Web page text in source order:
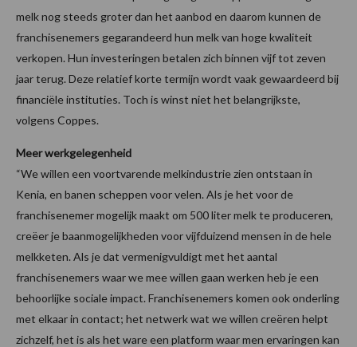
melk nog steeds groter dan het aanbod en daarom kunnen de
franchisenemers gegarandeerd hun melk van hoge kwaliteit
verkopen. Hun investeringen betalen zich binnen vijf tot zeven
jaar terug. Deze relatief korte termijn wordt vaak gewaardeerd bij
financiële instituties. Toch is winst niet het belangrijkste,
volgens Coppes.
Meer werkgelegenheid
“We willen een voortvarende melkindustrie zien ontstaan in
Kenia, en banen scheppen voor velen. Als je het voor de
franchisenemer mogelijk maakt om 500 liter melk te produceren,
creëer je baanmogelijkheden voor vijfduizend mensen in de hele
melkketen. Als je dat vermenigvuldigt met het aantal
franchisenemers waar we mee willen gaan werken heb je een
behoorlijke sociale impact. Franchisenemers komen ook onderling
met elkaar in contact; het netwerk wat we willen creëren helpt
zichzelf, het is als het ware een platform waar men ervaringen kan